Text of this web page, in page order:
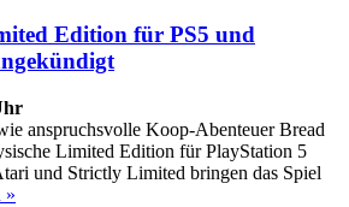
Edition für PS5 und
anspruchsvolle Koop-Abenteuer Bread
Limited Edition für PlayStation 5
und Strictly Limited bringen das Spiel
»